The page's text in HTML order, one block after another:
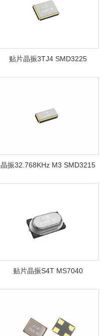
贴片晶振3TJ4 SMD3225
晶振32.768KHz M3 SMD3215
贴片晶振S4T MS7040